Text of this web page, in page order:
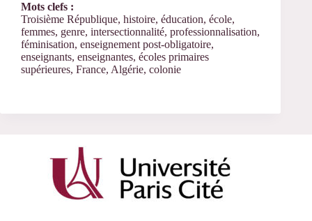
Mots clefs :
Troisième République, histoire, éducation, école,
femmes, genre, intersectionnalité, professionnalisation,
féminisation, enseignement post-obligatoire,
enseignants, enseignantes, écoles primaires
supérieures, France, Algérie, colonie